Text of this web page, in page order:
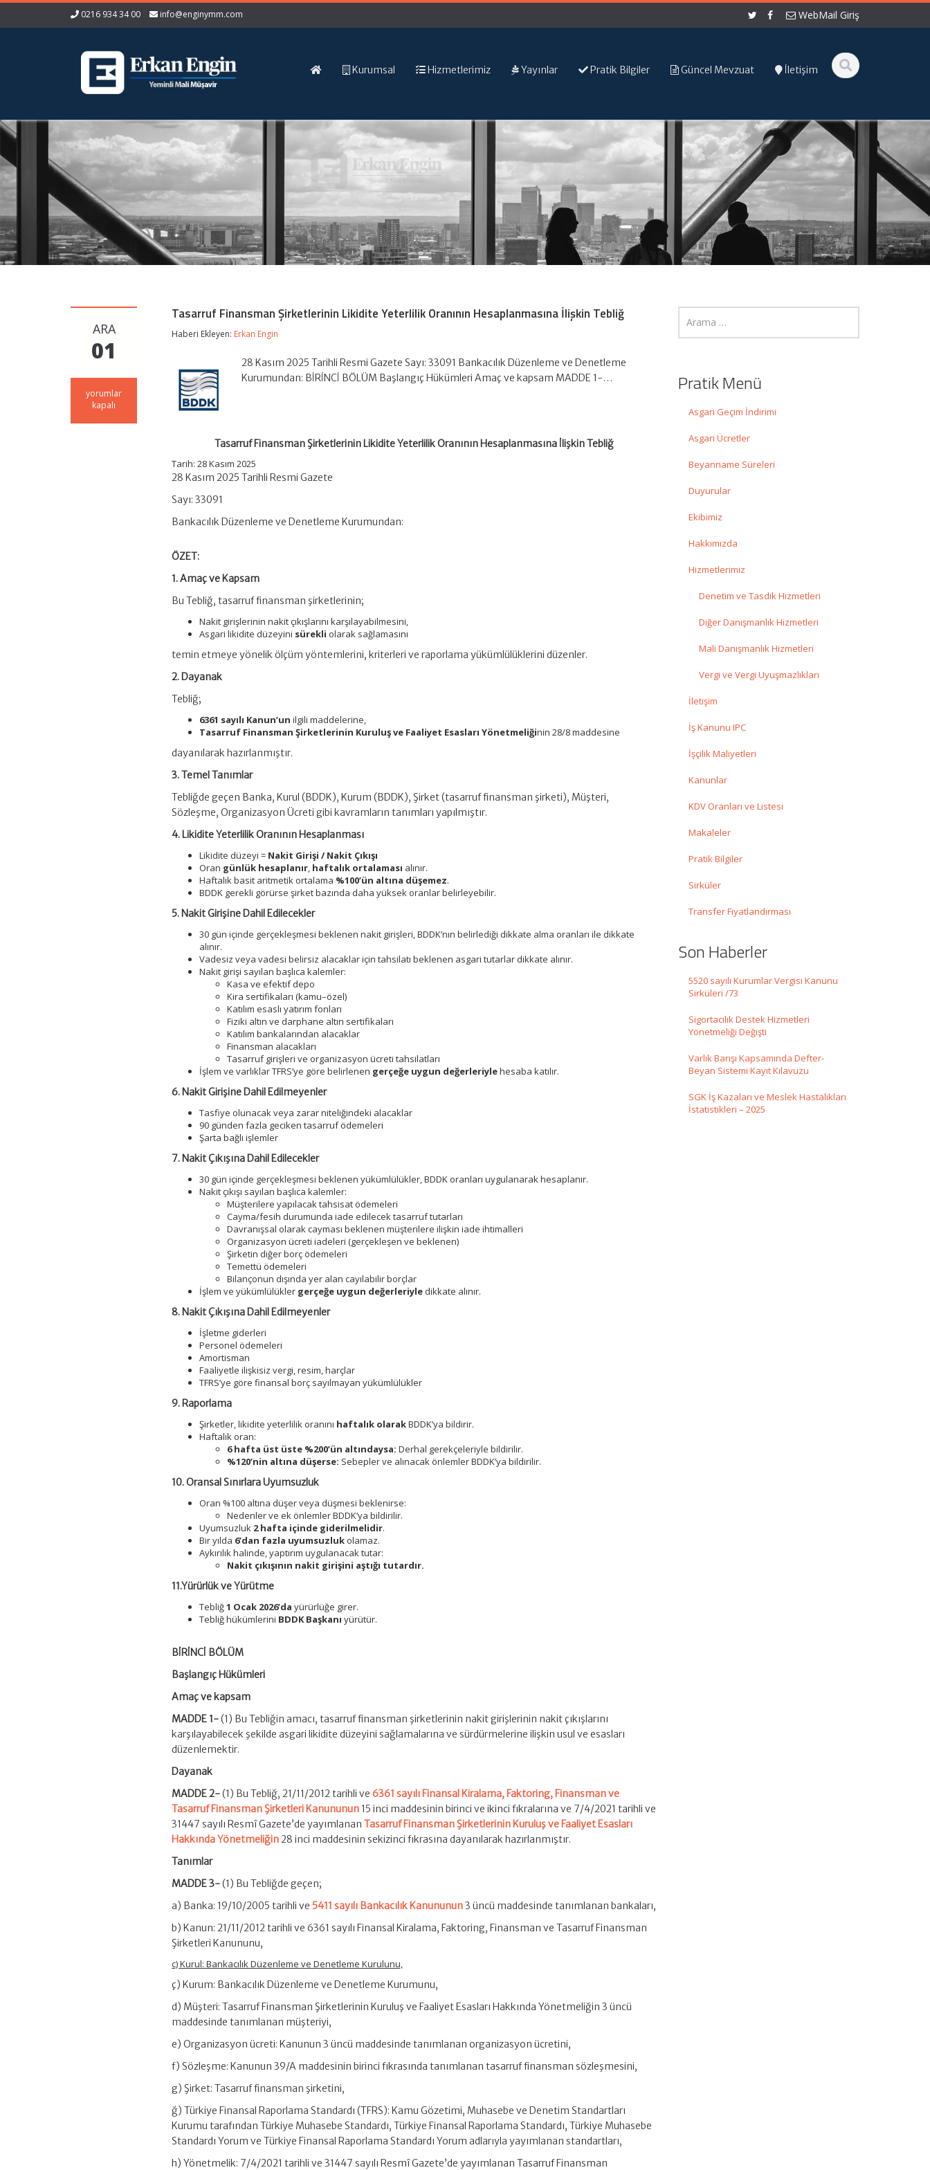
0216 934 34 00 info@enginymm.com WebMail Giriş
Kurumsal Hizmetlerimiz Yayınlar Pratik Bilgiler Güncel Mevzuat İletişim
ARA
01
Tasarruf
Finansman
yorumlar
kapalı
Tasarruf Finansman Şirketlerinin Likidite Yeterlilik Oranının Hesaplanmasına İlişkin Tebliğ
Haberi Ekleyen: Erkan Engin
28 Kasım 2025 Tarihli Resmi Gazete Sayı: 33091 Bankacılık Düzenleme ve Denetleme
Kurumundan: BİRİNCİ BÖLÜM Başlangıç Hükümleri Amaç ve kapsam MADDE 1-…
Tasarruf Finansman Şirketlerinin Likidite Yeterlilik Oranının Hesaplanmasına İlişkin Tebliğ
Tarih: 28 Kasım 2025
28 Kasım 2025 Tarihli Resmi Gazete
Sayı: 33091
Bankacılık Düzenleme ve Denetleme Kurumundan:
ÖZET:
1. Amaç ve Kapsam
Bu Tebliğ, tasarruf finansman şirketlerinin;
Nakit girişlerinin nakit çıkışlarını karşılayabilmesini,
Asgari likidite düzeyini sürekli olarak sağlamasını
temin etmeye yönelik ölçüm yöntemlerini, kriterleri ve raporlama yükümlülüklerini düzenler.
2. Dayanak
Tebliğ;
6361 sayılı Kanun’un ilgili maddelerine,
Tasarruf Finansman Şirketlerinin Kuruluş ve Faaliyet Esasları Yönetmeliğinin 28/8 maddesine
dayanılarak hazırlanmıştır.
3. Temel Tanımlar
Tebliğde geçen Banka, Kurul (BDDK), Kurum (BDDK), Şirket (tasarruf finansman şirketi), Müşteri,
Sözleşme, Organizasyon Ücreti gibi kavramların tanımları yapılmıştır.
4. Likidite Yeterlilik Oranının Hesaplanması
Likidite düzeyi = Nakit Girişi / Nakit Çıkışı
Oran günlük hesaplanır, haftalık ortalaması alınır.
Haftalık basit aritmetik ortalama %100’ün altına düşemez.
BDDK gerekli görürse şirket bazında daha yüksek oranlar belirleyebilir.
5. Nakit Girişine Dahil Edilecekler
30 gün içinde gerçekleşmesi beklenen nakit girişleri, BDDK’nın belirlediği dikkate alma oranları ile dikkate
alınır.
Vadesiz veya vadesi belirsiz alacaklar için tahsilatı beklenen asgari tutarlar dikkate alınır.
Nakit girişi sayılan başlıca kalemler:
Kasa ve efektif depo
Kira sertifikaları (kamu–özel)
Katılım esaslı yatırım fonları
Fiziki altın ve darphane altın sertifikaları
Katılım bankalarından alacaklar
Finansman alacakları
Tasarruf girişleri ve organizasyon ücreti tahsilatları
İşlem ve varlıklar TFRS’ye göre belirlenen gerçeğe uygun değerleriylehesaba katılır.
6. Nakit Girişine Dahil Edilmeyenler
Tasfiye olunacak veya zarar niteliğindeki alacaklar
90 günden fazla geciken tasarruf ödemeleri
Şarta bağlı işlemler
7. Nakit Çıkışına Dahil Edilecekler
30 gün içinde gerçekleşmesi beklenen yükümlülükler, BDDK oranları uygulanarak hesaplanır.
Nakit çıkışı sayılan başlıca kalemler:
Müşterilere yapılacak tahsisat ödemeleri
Cayma/fesih durumunda iade edilecek tasarruf tutarları
Davranışsal olarak cayması beklenen müşterilere ilişkin iade ihtimalleri
Organizasyon ücreti iadeleri (gerçekleşen ve beklenen)
Şirketin diğer borç ödemeleri
Temettü ödemeleri
Bilançonun dışında yer alan cayılabilir borçlar
İşlem ve yükümlülükler gerçeğe uygun değerleriyle dikkate alınır.
8. Nakit Çıkışına Dahil Edilmeyenler
İşletme giderleri
Personel ödemeleri
Amortisman
Faaliyetle ilişkisiz vergi, resim, harçlar
TFRS’ye göre finansal borç sayılmayan yükümlülükler
9. Raporlama
Şirketler, likidite yeterlilik oranını haftalık olarakBDDK’ya bildirir.
Haftalık oran:
6 hafta üst üste %200’ün altındaysa: Derhal gerekçeleriyle bildirilir.
%120’nin altına düşerse: Sebepler ve alınacak önlemler BDDK’ya bildirilir.
10. Oransal Sınırlara Uyumsuzluk
Oran %100 altına düşer veya düşmesi beklenirse:
Nedenler ve ek önlemler BDDK’ya bildirilir.
Uyumsuzluk 2 hafta içinde giderilmelidir.
Bir yılda 6’dan fazla uyumsuzluk olamaz.
Aykırılık halinde, yaptırım uygulanacak tutar:
Nakit çıkışının nakit girişini aştığı tutardır.
11.Yürürlük ve Yürütme
Tebliğ1 Ocak 2026’da yürürlüğe girer.
Tebliğ hükümlerini BDDK Başkanı yürütür.
BİRİNCİ BÖLÜM
Başlangıç Hükümleri
Amaç ve kapsam
MADDE 1-(1) Bu Tebliğin amacı, tasarruf finansman şirketlerinin nakit girişlerinin nakit çıkışlarını
karşılayabilecek şekilde asgari likidite düzeyini sağlamalarına ve sürdürmelerine ilişkin usul ve esasları
düzenlemektir.
Dayanak
MADDE 2-(1) Bu Tebliğ, 21/11/2012 tarihli ve6361 sayılı Finansal Kiralama, Faktoring, Finansman ve
Tasarruf Finansman Şirketleri Kanununun 15 inci maddesinin birinci ve ikinci fıkralarına ve 7/4/2021 tarihli ve
31447 sayılı Resmî Gazete’de yayımlananTasarruf Finansman Şirketlerinin Kuruluş ve Faaliyet Esasları
Hakkında Yönetmeliğin28 inci maddesinin sekizinci fıkrasına dayanılarak hazırlanmıştır.
Tanımlar
MADDE 3-(1) Bu Tebliğde geçen;
a) Banka: 19/10/2005 tarihli ve 5411 sayılı Bankacılık Kanununun3 üncü maddesinde tanımlanan bankaları,
b) Kanun: 21/11/2012 tarihli ve 6361 sayılı Finansal Kiralama, Faktoring, Finansman ve Tasarruf Finansman
Şirketleri Kanununu,
c) Kurul: Bankacılık Düzenleme ve Denetleme Kurulunu,
ç) Kurum: Bankacılık Düzenleme ve Denetleme Kurumunu,
d) Müşteri: Tasarruf Finansman Şirketlerinin Kuruluş ve Faaliyet Esasları Hakkında Yönetmeliğin 3 üncü
maddesinde tanımlanan müşteriyi,
e) Organizasyon ücreti: Kanunun 3 üncü maddesinde tanımlanan organizasyon ücretini,
f) Sözleşme: Kanunun 39/A maddesinin birinci fıkrasında tanımlanan tasarruf finansman sözleşmesini,
g) Şirket: Tasarruf finansman şirketini,
ğ) Türkiye Finansal Raporlama Standardı (TFRS): Kamu Gözetimi, Muhasebe ve Denetim Standartları
Kurumu tarafından Türkiye Muhasebe Standardı, Türkiye Finansal Raporlama Standardı, Türkiye Muhasebe
Standardı Yorum ve Türkiye Finansal Raporlama Standardı Yorum adlarıyla yayımlanan standartları,
h) Yönetmelik: 7/4/2021 tarihli ve 31447 sayılı Resmî Gazete’de yayımlanan Tasarruf Finansman
Pratik Menü
Asgari Geçim İndirimi
Asgari Ücretler
Beyanname Süreleri
Duyurular
Ekibimiz
Hakkımızda
Hizmetlerimiz
Denetim ve Tasdik Hizmetleri
Diğer Danışmanlık Hizmetleri
Mali Danışmanlık Hizmetleri
Vergi ve Vergi Uyuşmazlıkları
İletişim
İş Kanunu IPC
İşçilik Maliyetleri
Kanunlar
KDV Oranları ve Listesi
Makaleler
Pratik Bilgiler
Sirküler
Transfer Fiyatlandırması
Son Haberler
5520 sayılı Kurumlar Vergisi Kanunu
Sirküleri /73
Sigortacılık Destek Hizmetleri
Yönetmeliği Değişti
Varlık Barışı Kapsamında Defter-
Beyan Sistemi Kayıt Kılavuzu
SGK İş Kazaları ve Meslek Hastalıkları
İstatistikleri – 2025